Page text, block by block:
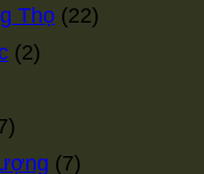
Thọ (22)
(2)
(7)